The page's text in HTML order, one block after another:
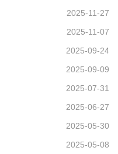
2025-11-27
2025-11-07
2025-09-24
2025-09-09
2025-07-31
2025-06-27
2025-05-30
2025-05-08